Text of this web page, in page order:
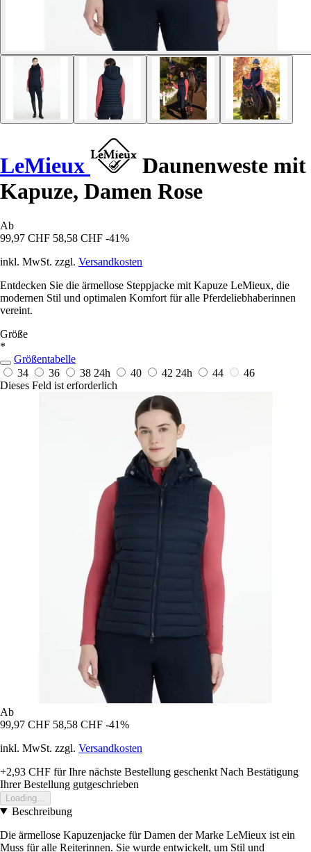
LeMieux
Daunenweste mit
Kapuze, Damen Rose
Ab
99,97 CHF 58,58 CHF -41%
inkl. MwSt. zzgl. Versandkosten
Entdecken Sie die ärmellose Steppjacke mit Kapuze LeMieux, die
modernen Stil und optimalen Komfort für alle Pferdeliebhaberinnen
vereint.
Größe
*
Größentabelle
34
36 38 24h 40 42 24h 44
46
Dieses Feld ist erforderlich
Ab
99,97 CHF 58,58 CHF -41%
inkl. MwSt. zzgl. Versandkosten
+2,93 CHF für Ihre nächste Bestellung geschenkt Nach Bestätigung
Ihrer Bestellung gutgeschrieben
Loading...
Beschreibung
Die ärmellose Kapuzenjacke für Damen der Marke LeMieux ist ein
Muss für alle Reiterinnen. Sie wurde entwickelt, um Stil und